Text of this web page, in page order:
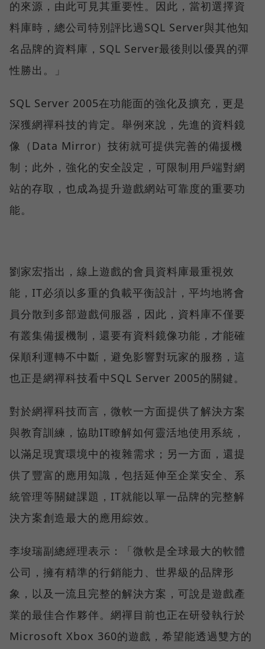
的來源，由此可見其重要性。因此，當初選擇資
料庫時，總公司特別評比過SQL Server與其他知
名品牌的資料庫，SQL Server最後則以優異的彈
性勝出。」
SQL Server 2005在功能面的強化及擴充，更是
深獲網禪科技的肯定。舉例來說，先進的資料鏡
像（Data Mirror）技術就可提供完善的備援機
制；此外，強化的安全設定，可限制用戶端對網
站的存取，也成為提升遊戲網站可靠度的重要功
能。
劉家宏指出，線上遊戲的會員資料庫最重視效
能，IT必須以多重的負載平衡設計，平均地將會
員分散到多部遊戲伺服器，因此，資料庫不僅要
有叢集備援機制，還要有資料鏡像功能，才能確
保順利運轉不中斷，避免影響對玩家的服務，這
也正是網禪科技看中SQL Server 2005的關鍵。
對於網禪科技而言，微軟一方面提供了解決方案
與教育訓練，協助IT瞭解如何靈活地使用系統，
以滿足現實環境中的複雜需求；另一方面，還提
供了豐富的應用知識，包括延伸至企業安全、系
統管理等關鍵課題，IT就能以單一品牌的完整解
決方案創造最大的應用綜效。
李埈瑞副總經理表示：「微軟是全球最大的軟體
公司，擁有精準的行銷能力、世界級的品牌形
象，以及一流且完整的解決方案，可說是遊戲產
業的最佳合作夥伴。網禪目前也正在研發執行於
Microsoft Xbox 360的遊戲，希望能透過雙方的